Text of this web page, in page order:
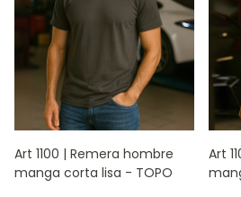
Art 1100 | Remera hombre
manga corta lisa - TOPO
Art